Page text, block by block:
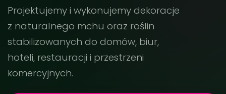
Projektujemy i wykonujemy dekoracje
z naturalnego mchu oraz roślin
stabilizowanych do domów, biur,
hoteli, restauracji i przestrzeni
komercyjnych.